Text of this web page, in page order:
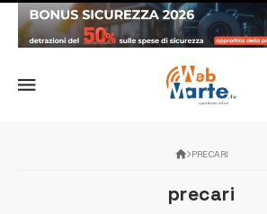
PRECARI
precari